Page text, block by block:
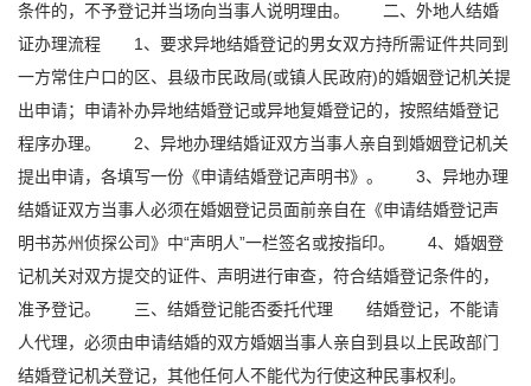
条件的，不予登记并当场向当事人说明理由。 二、外地人结婚
证办理流程 1、要求异地结婚登记的男女双方持所需证件共同到
一方常住户口的区、县级市民政局(或镇人民政府)的婚姻登记机关提
出申请；申请补办异地结婚登记或异地复婚登记的，按照结婚登记
程序办理。 2、异地办理结婚证双方当事人亲自到婚姻登记机关
提出申请，各填写一份《申请结婚登记声明书》。 3、异地办理
结婚证双方当事人必须在婚姻登记员面前亲自在《申请结婚登记声
明书苏州侦探公司》中“声明人”一栏签名或按指印。 4、婚姻登
记机关对双方提交的证件、声明进行审查，符合结婚登记条件的，
准予登记。 三、结婚登记能否委托代理 结婚登记，不能请
人代理，必须由申请结婚的双方婚姻当事人亲自到县以上民政部门
结婚登记机关登记，其他任何人不能代为行使这种民事权利。